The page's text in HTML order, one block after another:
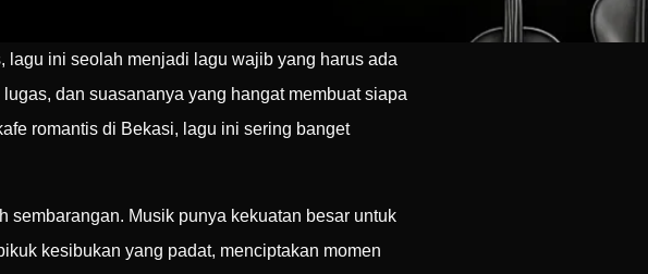
lagu ini seolah menjadi lagu wajib yang harus ada
dan suasananya yang hangat membuat siapa
romantis di Bekasi, lagu ini sering banget
sembarangan. Musik punya kekuatan besar untuk
kesibukan yang padat, menciptakan momen